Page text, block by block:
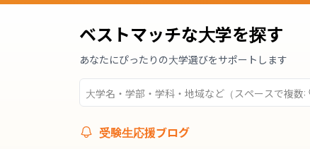
ベストマッチな大学を探す
あなたにぴったりの大学選びをサポートします
受験生応援ブログ